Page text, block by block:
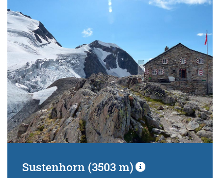
Sustenhorn (3503 m)